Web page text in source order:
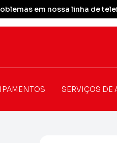
em nossa linha de
SERVIÇOS DE